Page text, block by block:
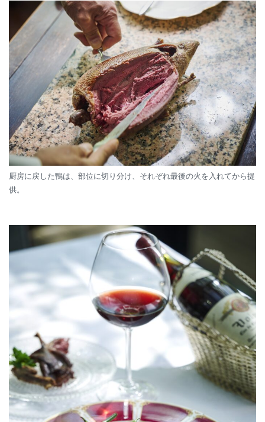
厨房に戻した鴨は、部位に切り分け、それぞれ最後の火を入れてから提
供。